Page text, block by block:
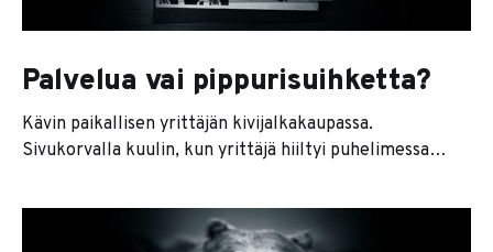
Palvelua vai pippurisuihketta?
Kävin paikallisen yrittäjän kivijalkakaupassa.
Sivukorvalla kuulin, kun yrittäjä hiiltyi puhelimessa
yhtään kivijalkaliikkeen pyörittämistä, koska kaikkiin
puhelinnumeroihin pitäisi vastata). Luurin paiskomisen